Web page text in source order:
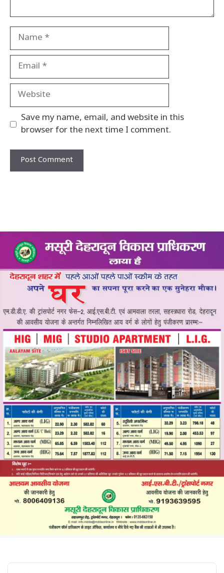
Name
Email
Website
Save my name, email, and website in this
browser for the next time I comment.